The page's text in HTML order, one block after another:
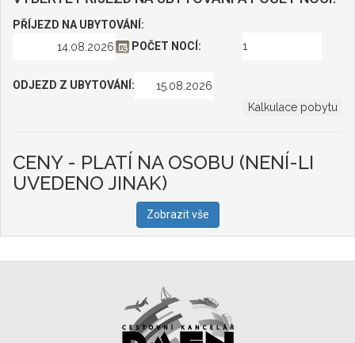
PŘÍJEZD NA UBYTOVÁNÍ:
POČET NOCÍ:
ODJEZD Z UBYTOVÁNÍ:
CENY - PLATÍ NA OSOBU (NENÍ-LI
UVEDENO JINAK)
Zobrazit vše